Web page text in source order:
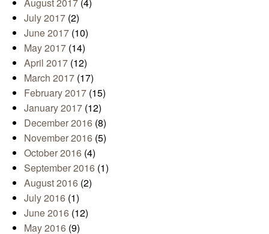
July 2017 (2)
June 2017 (10)
May 2017 (14)
April 2017 (12)
March 2017 (17)
February 2017 (15)
January 2017 (12)
December 2016 (8)
November 2016 (5)
October 2016 (4)
September 2016 (1)
August 2016 (2)
July 2016 (1)
June 2016 (12)
May 2016 (9)